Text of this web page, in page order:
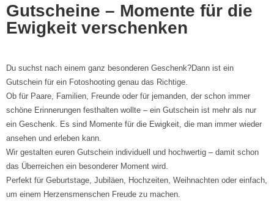
Gutscheine – Momente für die
Ewigkeit verschenken
Du suchst nach einem ganz besonderen Geschenk?Dann ist ein
Gutschein für ein Fotoshooting genau das Richtige.
Ob für Paare, Familien, Freunde oder für jemanden, der schon immer
schöne Erinnerungen festhalten wollte – ein Gutschein ist mehr als nur
ein Geschenk. Es sind Momente für die Ewigkeit, die man immer wieder
ansehen und erleben kann.
Wir gestalten euren Gutschein individuell und hochwertig – damit schon
das Überreichen ein besonderer Moment wird.
Perfekt für Geburtstage, Jubiläen, Hochzeiten, Weihnachten oder einfach,
um einem Herzensmenschen Freude zu machen.